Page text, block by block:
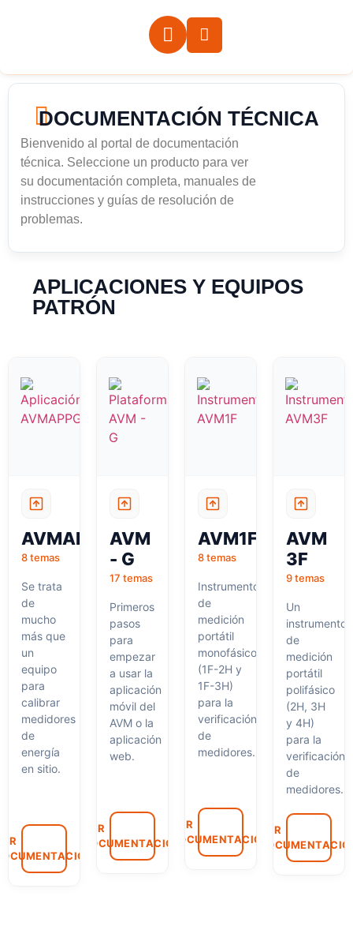
DOCUMENTACIÓN TÉCNICA
Bienvenido al portal de documentación
técnica. Seleccione un producto para ver
su documentación completa, manuales de
instrucciones y guías de resolución de
problemas.
APLICACIONES Y EQUIPOS
PATRÓN
AVMAPPG
8 temas
Se trata
de
mucho
más que
un
equipo
para
calibrar
medidores
de
energía
en sitio.
AVM
- G
17 temas
Primeros
pasos
para
empezar
a usar la
aplicación
móvil del
AVM o la
aplicación
web.
VER
DOCUMENTACIÓN
AVM1F
8 temas
Instrumento
de
medición
portátil
monofásico
(1F-2H y
1F-3H)
para la
verificación
de
medidores.
VER
DOCUMENTACIÓN
AVM
3F
9 temas
Un
instrumento
de
medición
portátil
polifásico
(2H, 3H
y 4H)
para la
verificación
de
medidores.
VER